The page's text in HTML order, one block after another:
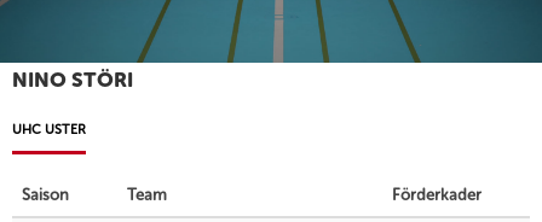
NINO STÖRI
UHC USTER
Saison Team Förderkader